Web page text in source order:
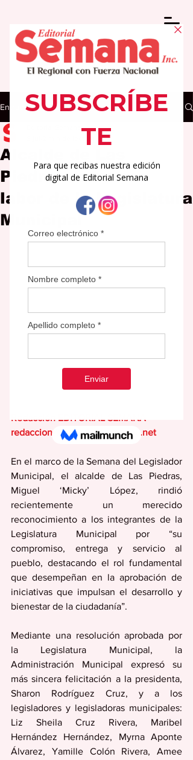
Entrada
Alcalde de Las
Piedras reconoce
labor de la Legislatura
Municipal
Redacción EDITORIAL SEMANA
redaccion@periodicolasemana.net
En el marco de la Semana del Legislador
Municipal, el alcalde de Las Piedras,
Miguel ‘Micky’ López, rindió
recientemente un merecido
reconocimiento a los integrantes de la
Legislatura Municipal por “su
compromiso, entrega y servicio al
pueblo, destacando el rol fundamental
que desempeñan en la aprobación de
iniciativas que impulsan el desarrollo y
bienestar de la ciudadanía”.
Mediante una resolución aprobada por
la Legislatura Municipal, la
Administración Municipal expresó su
más sincera felicitación a la presidenta,
Sharon Rodríguez Cruz, y a los
legisladores y legisladoras municipales:
Liz Sheila Cruz Rivera, Maribel
Hernández Hernández, Myrna Aponte
Álvarez, Yamille Colón Rivera, Amee